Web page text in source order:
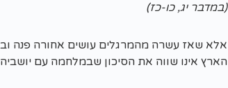
(במדבר יג, כו-כז)
אלא שאז עשרה מהמרגלים עושים אחורה פנה
הארץ אינו שווה את הסיכון שבמלחמה עם